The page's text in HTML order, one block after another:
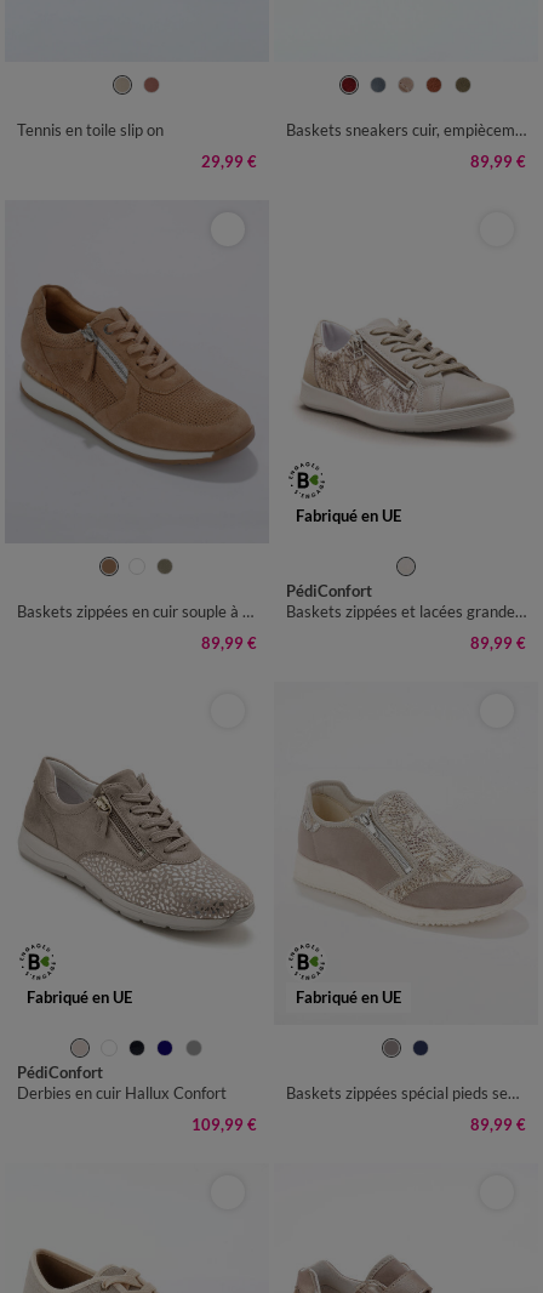
38 39
Tennis en toile slip on
29,99 €
36 37 38 39 40
Baskets sneakers cuir, empiècements fantaisie contrastés
89,99 €
37 38 39
Baskets zippées en cuir souple à semelle bimatière
89,99 €
Fabriqué en UE
38
PédiConfort
Baskets zippées et lacées grande largeur
89,99 €
Fabriqué en UE
36 37 38 39 40
PédiConfort
Derbies en cuir Hallux Confort
109,99 €
Fabriqué en UE
38 39 40
Baskets zippées spécial pieds sensibles en tissu extensible
89,99 €